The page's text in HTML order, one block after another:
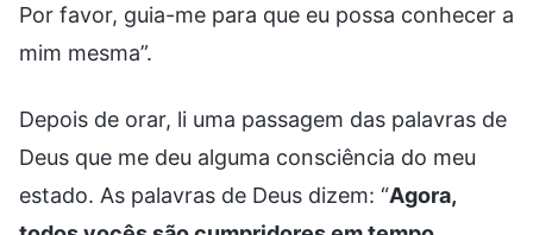
Por favor, guia-me para que eu possa conhecer a
mim mesma”.
Depois de orar, li uma passagem das palavras de
Deus que me deu alguma consciência do meu
estado. As palavras de Deus dizem: “Agora,